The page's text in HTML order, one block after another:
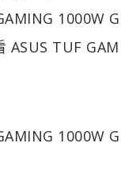
1000W
ASUS TUF
1000W